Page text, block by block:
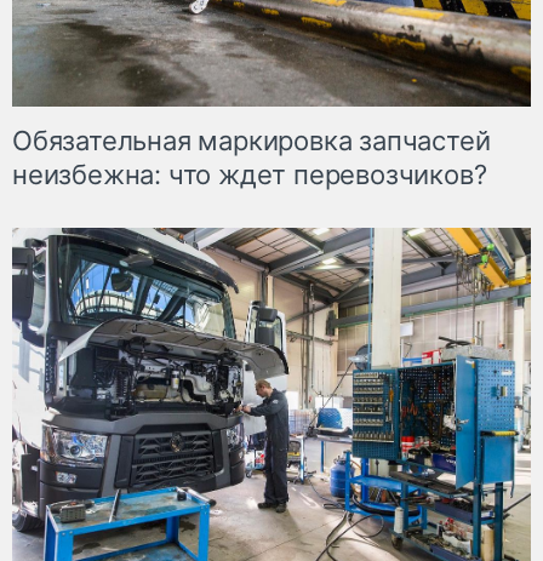
Обязательная маркировка запчастей
неизбежна: что ждет перевозчиков?